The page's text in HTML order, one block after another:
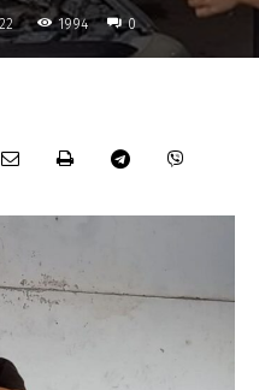
1994 0